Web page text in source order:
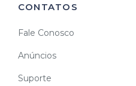
CONTATOS
Fale Conosco
Anúncios
Suporte